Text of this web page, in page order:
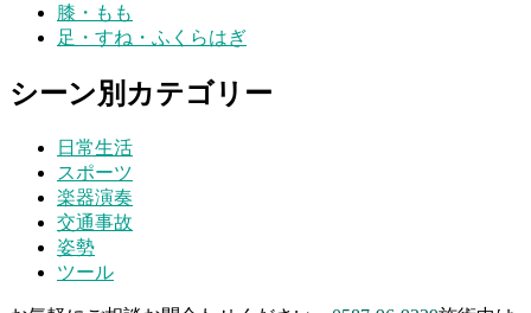
膝・もも
足・すね・ふくらはぎ
シーン別カテゴリー
日常生活
スポーツ
楽器演奏
交通事故
姿勢
ツール